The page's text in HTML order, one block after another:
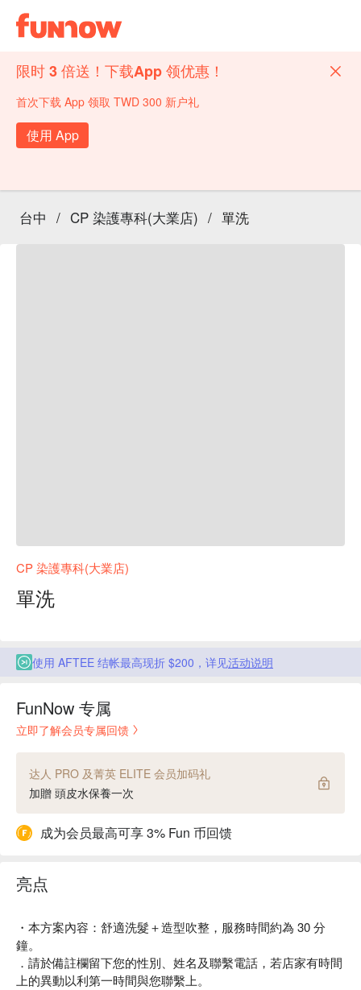
限时 3 倍送！下载App 领优惠！
首次下载 App 领取 TWD 300 新户礼
使用 App
台中 / CP 染護專科(大業店) / 單洗
CP 染護專科(大業店)
單洗
使用 AFTEE 结帐最高现折 $200，详见活动说明
FunNow 专属
立即了解会员专属回馈
达人 PRO 及菁英 ELITE 会员加码礼
加贈 頭皮水保養一次
成为会员最高可享 3% Fun 币回馈
亮点
・本方案內容：舒適洗髮＋造型吹整，服務時間約為 30 分
鐘。
．請於備註欄留下您的性別、姓名及聯繫電話，若店家有時間
上的異動以利第一時間與您聯繫上。